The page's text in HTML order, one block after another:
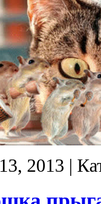
2013 |